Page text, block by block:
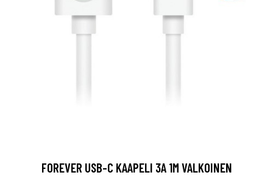
FOREVER USB-C KAAPELI 3A 1M VALKOINEN